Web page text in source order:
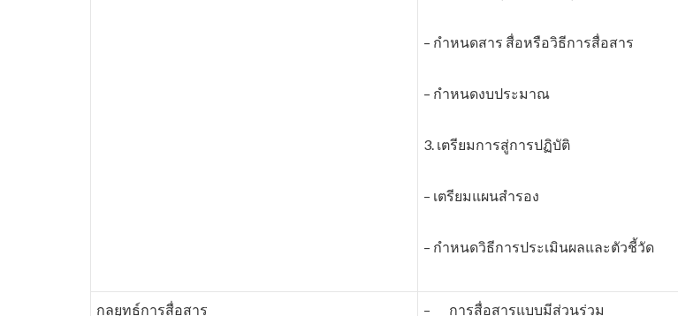
– กำหนดสาร สื่อหรือวิธีการสื่อสาร
– กำหนดงบประมาณ
3. เตรียมการสู่การปฏิบัติ
– เตรียมแผนสำรอง
– กำหนดวิธีการประเมินผลและตัวชี้วัด
กลยุทธ์การสื่อสาร – การสื่อสารแบบมีส่วนร่วม